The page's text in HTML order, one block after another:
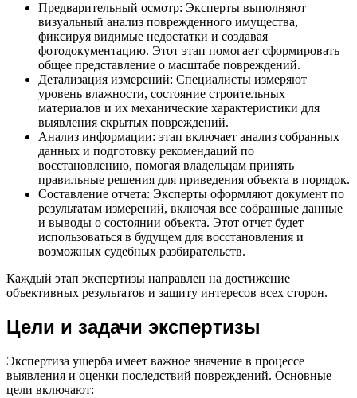
Предварительный осмотр: Эксперты выполняют
визуальный анализ поврежденного имущества,
фиксируя видимые недостатки и создавая
фотодокументацию. Этот этап помогает сформировать
общее представление о масштабе повреждений.
Детализация измерений: Специалисты измеряют
уровень влажности, состояние строительных
материалов и их механические характеристики для
выявления скрытых повреждений.
Анализ информации: этап включает анализ собранных
данных и подготовку рекомендаций по
восстановлению, помогая владельцам принять
правильные решения для приведения объекта в порядок.
Составление отчета: Эксперты оформляют документ по
результатам измерений, включая все собранные данные
и выводы о состоянии объекта. Этот отчет будет
использоваться в будущем для восстановления и
возможных судебных разбирательств.
Каждый этап экспертизы направлен на достижение
объективных результатов и защиту интересов всех сторон.
Цели и задачи экспертизы
Экспертиза ущерба имеет важное значение в процессе
выявления и оценки последствий повреждений. Основные
цели включают: